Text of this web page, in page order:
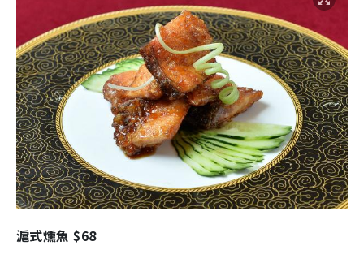
滬式燻魚 $68